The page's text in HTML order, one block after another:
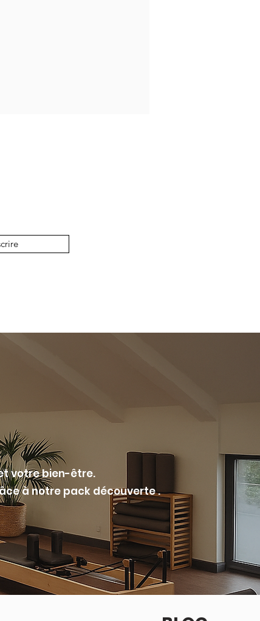
votre bien-être.
à notre pack découverte .